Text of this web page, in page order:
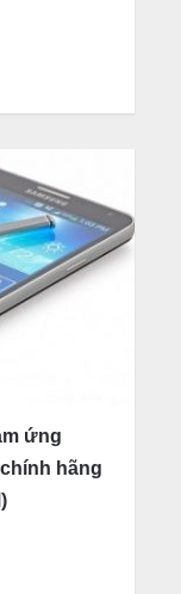
ứng
hãng